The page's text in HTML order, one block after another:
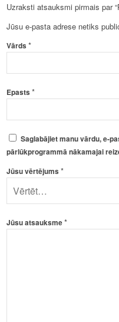
Uzraksti atsauksmi pirmais par
Jūsu e-pasta adrese netiks
Vārds*
Epasts*
Saglabājiet manu vārdu, e-
pārlūkprogrammā nākamajai
Jūsu vērtējums*
Jūsu atsauksme*